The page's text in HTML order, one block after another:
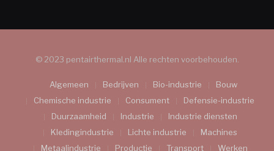
© 2023 pentairthermal.nl Alle rechten voorbehouden.
Algemeen Bedrijven Bio-industrie
Bouw
Chemische industrie
Consument
Defensie-industrie
Duurzaamheid
Industrie
Industrie diensten
Kledingindustrie
Lichte industrie
Machines
Metaalindustrie
Productie Transport Werken